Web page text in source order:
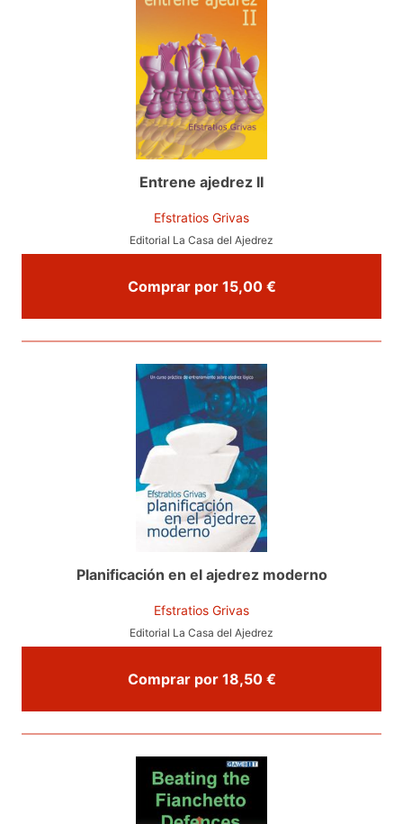
Entrene ajedrez II
Efstratios Grivas
Editorial La Casa del Ajedrez
Comprar por 15,00 €
Planificación en el ajedrez moderno
Efstratios Grivas
Editorial La Casa del Ajedrez
Comprar por 18,50 €